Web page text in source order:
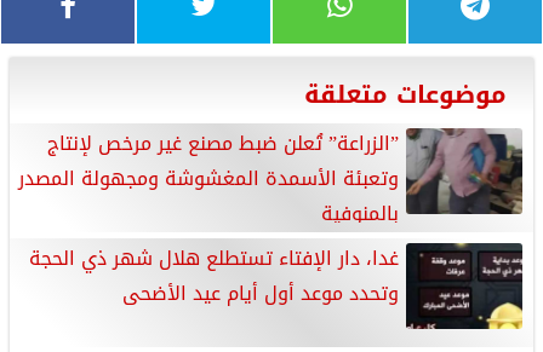
موضوعات متعلقة
”الزراعة” تُعلن ضبط مصنع غير مرخص لإنتاج
وتعبئة الأسمدة المغشوشة ومجهولة المصدر
بالمنوفية
غدا، دار الإفتاء تستطلع هلال شهر ذي الحجة
وتحدد موعد أول أيام عيد الأضحى